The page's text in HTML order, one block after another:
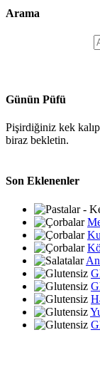
Arama
Günün Püfü
Pişirdiğiniz kek
biraz bekletin.
Son Eklenenler